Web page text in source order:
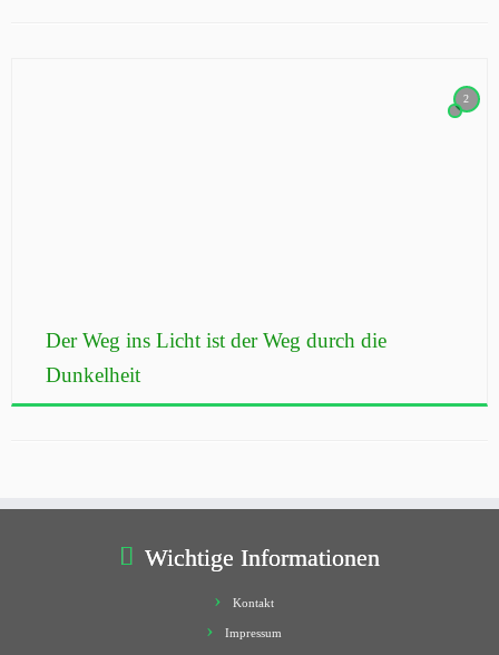
2
Der Weg ins Licht ist der Weg durch die
Dunkelheit
Wichtige Informationen
Kontakt
Impressum